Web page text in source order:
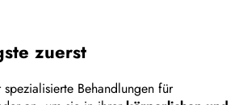
zuerst
Behandlungen für